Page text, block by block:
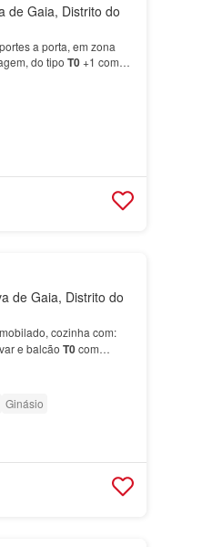
de Gaia, Distrito do
a porta, em zona
do tipo T0+1 com
de Gaia, Distrito do
cozinha com:
e balcão T0com
Ginásio